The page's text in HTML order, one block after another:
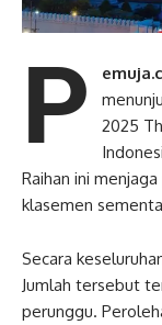
P
2025
Raihan ini
klasemen
Secara
Jumlah tersebut
perunggu.